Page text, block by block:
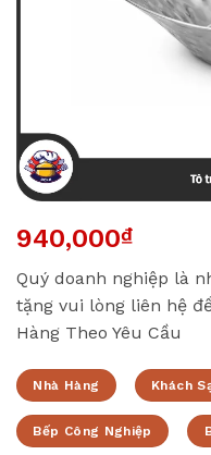
940,000₫
Quý doanh nghiệp là
tặng vui lòng liên hệ
Hàng Theo Yêu Cầu
Nhà Hàng Khách
Bếp Công Nghiệp